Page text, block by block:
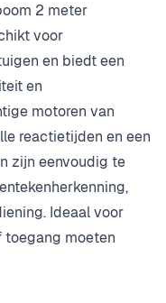
2 meter
voor
en biedt een
en
motoren van
reactietijden en een
zijn eenvoudig te
Ideaal voor
moeten